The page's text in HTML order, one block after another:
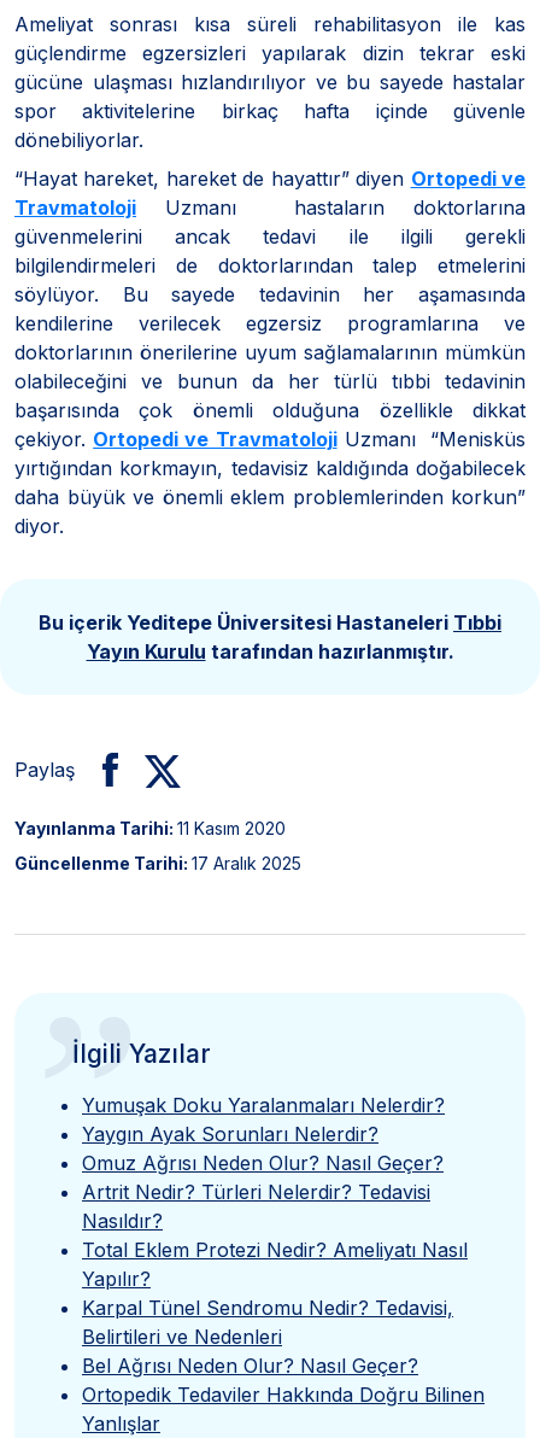
Ameliyat sonrası kısa süreli rehabilitasyon ile kas
güçlendirme egzersizleri yapılarak dizin tekrar eski
gücüne ulaşması hızlandırılıyor ve bu sayede hastalar
spor aktivitelerine birkaç hafta içinde güvenle
dönebiliyorlar.
“Hayat hareket, hareket de hayattır” diyen Ortopedi ve
Travmatoloji Uzmanı hastaların doktorlarına
güvenmelerini ancak tedavi ile ilgili gerekli
bilgilendirmeleri de doktorlarından talep etmelerini
söylüyor. Bu sayede tedavinin her aşamasında
kendilerine verilecek egzersiz programlarına ve
doktorlarının önerilerine uyum sağlamalarının mümkün
olabileceğini ve bunun da her türlü tıbbi tedavinin
başarısında çok önemli olduğuna özellikle dikkat
çekiyor. Ortopedi ve TravmatolojiUzmanı “Menisküs
yırtığından korkmayın, tedavisiz kaldığında doğabilecek
daha büyük ve önemli eklem problemlerinden korkun”
diyor.
Bu içerik Yeditepe Üniversitesi Hastaneleri Tıbbi
Yayın Kurulu tarafından hazırlanmıştır.
Paylaş
Yayınlanma Tarihi: 11 Kasım 2020
Güncellenme Tarihi: 17 Aralık 2025
”
İlgili Yazılar
Yumuşak Doku Yaralanmaları Nelerdir?
Yaygın Ayak Sorunları Nelerdir?
Omuz Ağrısı Neden Olur? Nasıl Geçer?
Artrit Nedir? Türleri Nelerdir? Tedavisi
Nasıldır?
Total Eklem Protezi Nedir? Ameliyatı Nasıl
Yapılır?
Karpal Tünel Sendromu Nedir? Tedavisi,
Belirtileri ve Nedenleri
Bel Ağrısı Neden Olur? Nasıl Geçer?
Ortopedik Tedaviler Hakkında Doğru Bilinen
Yanlışlar